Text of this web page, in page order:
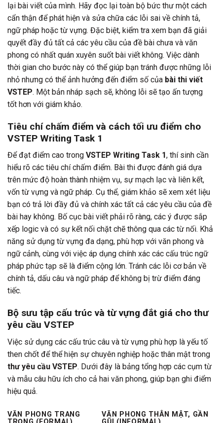
lại bài viết của mình. Hãy đọc lại toàn bộ bức thư một cách
cẩn thận để phát hiện và sửa chữa các lỗi sai về chính tả,
ngữ pháp hoặc từ vựng. Đặc biệt, kiểm tra xem bạn đã giải
quyết đầy đủ tất cả các yêu cầu của đề bài chưa và văn
phong có nhất quán xuyên suốt bài viết không. Việc dành
thời gian cho bước này có thể giúp bạn tránh được những lỗi
nhỏ nhưng có thể ảnh hưởng đến điểm số của bài thi viết
VSTEP. Một bản nháp sạch sẽ, không lỗi sẽ tạo ấn tượng
tốt hơn với giám khảo.
Tiêu chí chấm điểm và cách tối ưu điểm cho
VSTEP Writing Task 1
Để đạt điểm cao trong VSTEP Writing Task 1, thí sinh cần
hiểu rõ các tiêu chí chấm điểm. Bài thi được đánh giá dựa
trên mức độ hoàn thành nhiệm vụ, sự mạch lạc và liên kết,
vốn từ vựng và ngữ pháp. Cụ thể, giám khảo sẽ xem xét liệu
bạn có trả lời đầy đủ và chính xác tất cả các yêu cầu của đề
bài hay không. Bố cục bài viết phải rõ ràng, các ý được sắp
xếp logic và có sự kết nối chặt chẽ thông qua các từ nối. Khả
năng sử dụng từ vựng đa dạng, phù hợp với văn phong và
ngữ cảnh, cùng với việc áp dụng chính xác các cấu trúc ngữ
pháp phức tạp sẽ là điểm cộng lớn. Tránh các lỗi cơ bản về
chính tả, dấu câu và ngữ pháp để không bị trừ điểm đáng
tiếc.
Bộ sưu tập cấu trúc và từ vựng đắt giá cho thư
yêu cầu VSTEP
Việc sử dụng các cấu trúc câu và từ vựng phù hợp là yếu tố
then chốt để thể hiện sự chuyên nghiệp hoặc thân mật trong
thư yêu cầu VSTEP. Dưới đây là bảng tổng hợp các cụm từ
và mẫu câu hữu ích cho cả hai văn phong, giúp bạn ghi điểm
hiệu quả.
VĂN PHONG TRANG
VĂN PHONG THÂN MẬT, GẦN